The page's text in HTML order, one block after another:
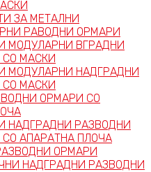
ЗА МЕТАЛНИ
РАВОДНИ ОРМАРИ
МОДУЛАРНИ ВГРАДНИ
МАСКИ
МОДУЛАРНИ НАДГРАДНИ
МАСКИ
ОРМАРИ СО
НАДГРАДНИ РАЗВОДНИ
АПАРАТНА ПЛОЧА
ОРМАРИ
НАДГРАДНИ РАЗВОДНИ